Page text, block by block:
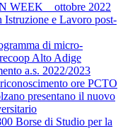
WEEK _ ottobre 2022
Istruzione e Lavoro post-
di micro-
Alto Adige
a.s. 2022/2023
ore PCTO
presentano il nuovo
Borse di Studio per la